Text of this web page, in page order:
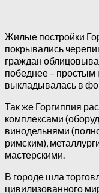
Жилые постройки
покрывались
граждан
победнее – простым
выкладывалась в
Так же Горгиппия
комплексами
винодельнями
римским),
мастерскими.
В городе шла
цивилизованного